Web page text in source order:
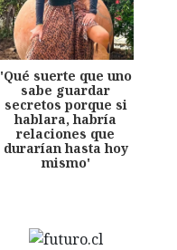
'Qué suerte que uno
sabe guardar
secretos porque si
hablara, habría
relaciones que
durarían hasta hoy
mismo'